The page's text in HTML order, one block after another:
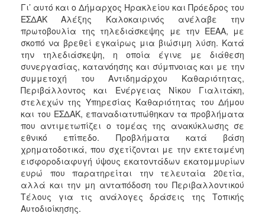
Γι’ αυτό και ο Δήμαρχος Ηρακλείου και Πρόεδρος του
ΕΣΔΑΚ Αλέξης Καλοκαιρινός ανέλαβε την
πρωτοβουλία της τηλεδιάσκεψης με την ΕΕΑΑ, με
σκοπό να βρεθεί εγκαίρως μια βιώσιμη λύση. Κατά
την τηλεδιάσκεψη, η οποία έγινε με διάθεση
συνεργασίας, κατανόησης και σύμπνοιας και με την
συμμετοχή του Αντιδημάρχου Καθαριότητας,
Περιβάλλοντος και Ενέργειας Νίκου Γιαλιτάκη,
στελεχών της Υπηρεσίας Καθαριότητας του Δήμου
και του ΕΣΔΑΚ, επαναδιατυπώθηκαν τα προβλήματα
που αντιμετωπίζει ο τομέας της ανακύκλωσης σε
εθνικό επίπεδο. Προβλήματα κατά βάση
χρηματοδοτικά, που σχετίζονται με την εκτεταμένη
εισφοροδιαφυγή ύψους εκατοντάδων εκατομμυρίων
ευρώ που παρατηρείται την τελευταία 20ετία,
αλλά και την μη ανταπόδοση του Περιβαλλοντικού
Τέλους για τις ανάλογες δράσεις της Τοπικής
Αυτοδιοίκησης.